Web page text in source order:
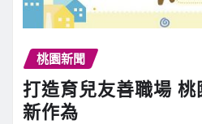
桃園新聞
打造育兒友善職場
新作為